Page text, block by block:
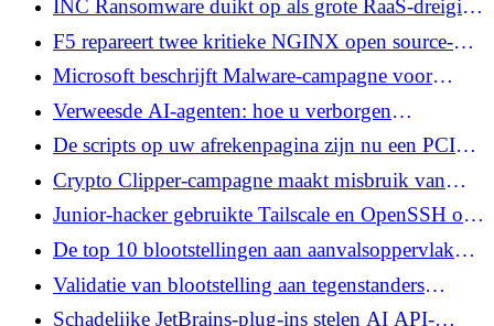
verbergen
INC Ransomware duikt op als grote RaaS-dreiging
in 2026 met meer dan 830 slachtoffers sinds 2023
F5 repareert twee kritieke NGINX open source-
fouten die uitvoering van externe code mogelijk
maken
Microsoft beschrijft Malware-campagne voor
Windows Clipper met behulp van USB LNK-
worm en Tor-gebaseerde C2
Verweesde AI-agenten: hoe u verborgen
toegangsrisico's binnen uw netwerk kunt vinden
De scripts op uw afrekenpagina zijn nu een PCI
DSS-probleem
Crypto Clipper-campagne maakt misbruik van
valse recensies, AI-vertellers en VirusTotal-reacties
Junior-hacker gebruikte Tailscale en OpenSSH om
toegang te behouden nadat zijn C2 offline was
gegaan
De top 10 blootstellingen aan aanvalsoppervlakken
in 2026
Validatie van blootstelling aan tegenstanders
verandert zichtbaarheid van beveiliging in
Schadelijke JetBrains-plug-ins stelen AI API-